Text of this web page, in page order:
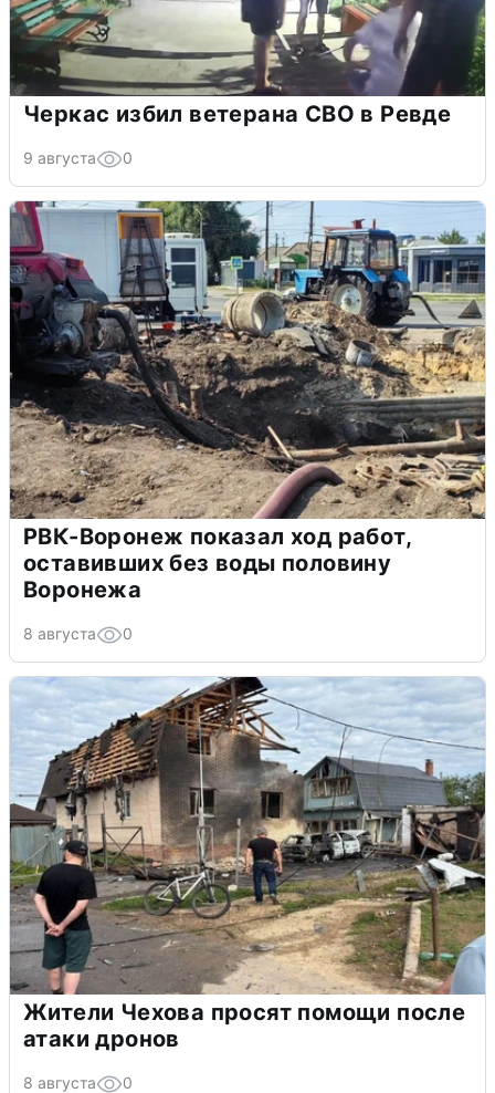
Черкас избил ветерана СВО в Ревде
9 августа 0
РВК-Воронеж показал ход работ,
оставивших без воды половину
Воронежа
8 августа 0
Жители Чехова просят помощи после
атаки дронов
8 августа 0